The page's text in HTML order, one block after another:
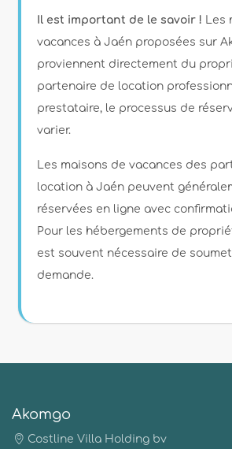
Il est important de le savoir ! Les
vacances à Jaén proposées sur
proviennent directement du
partenaire de location
prestataire, le processus de
varier.
Les maisons de vacances des
location à Jaén peuvent
réservées en ligne avec
Pour les hébergements de
est souvent nécessaire de
demande.
Akomgo
Costline Villa Holding bv